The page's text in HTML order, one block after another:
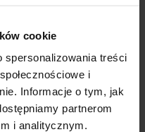
cookie
treści
i
Informacje o tym, jak
partnerom
i analitycznym.
DETAILS